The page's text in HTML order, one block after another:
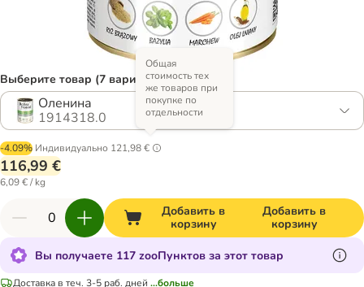
Выберите товар (7 вариантов)
Оленина
1914318.0
-4.09% Индивидуально 121,98 €
Общая
стоимость тех
же товаров при
покупке по
отдельности
116,99 €
6,09 € / kg
Добавить в
корзину
Добавить в
корзину
Вы получаете 117 zooПунктов за этот товар
Доставка в теч. 3-5 раб. дней ...больше